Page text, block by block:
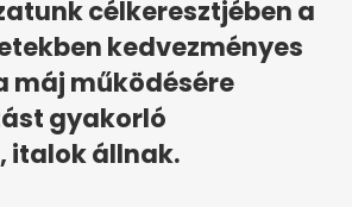
célkeresztjében a
kedvezményes
máj működésére
gyakorló
italok állnak.